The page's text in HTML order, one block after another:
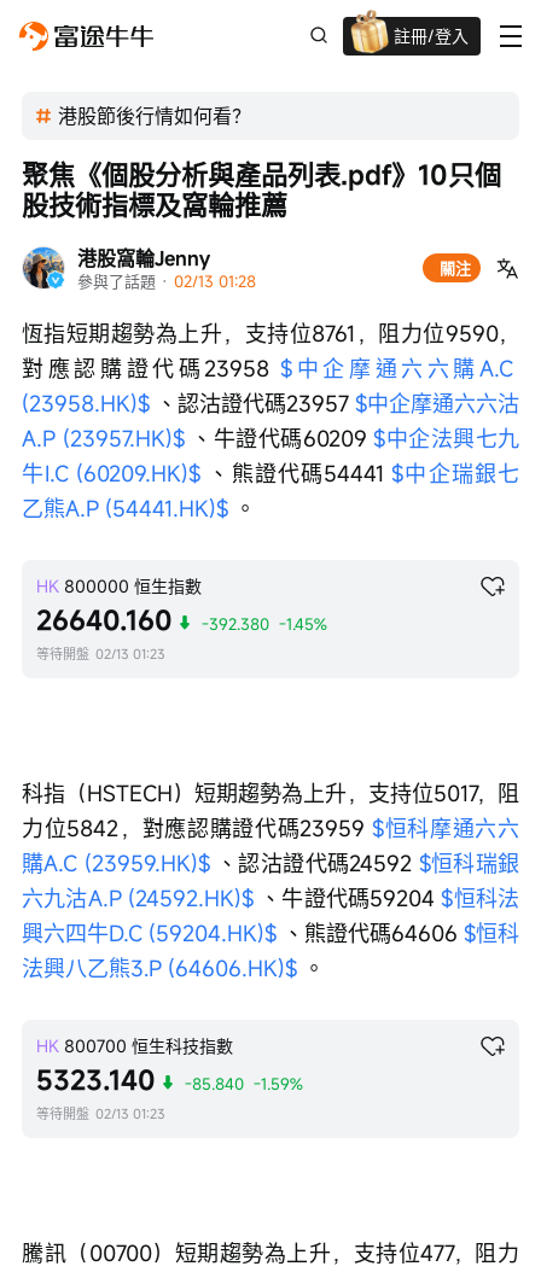
註冊/登入
迎新驚喜賞 股票/BTC等任你揀!
港股節後行情如何看？
港股窩輪Jenny
參與了話題 · 02/13 01:28
關注
聚焦《個股分析與產品列表.pdf》10只個
股技術指標及窩輪推薦
恆指短期趨勢為上升，支持位8761，阻力位9590，
對應認購證代碼23958 $中企摩通六六購A.C
(23958.HK)$ 、認沽證代碼23957 $中企摩通六六沽
A.P (23957.HK)$ 、牛證代碼60209 $中企法興七九
牛I.C (60209.HK)$ 、熊證代碼54441 $中企瑞銀七
乙熊A.P (54441.HK)$ 。
HK 800000 恒生指數
26640.160 -392.380 -1.45%
等待開盤 02/13 01:23
科指（HSTECH）短期趨勢為上升，支持位5017，阻
力位5842，對應認購證代碼23959 $恒科摩通六六
購A.C (23959.HK)$ 、認沽證代碼24592 $恒科瑞銀
六九沽A.P (24592.HK)$ 、牛證代碼59204 $恒科法
興六四牛D.C (59204.HK)$ 、熊證代碼64606 $恒科
法興八乙熊3.P (64606.HK)$ 。
HK 800700 恒生科技指數
5323.140 -85.840 -1.59%
等待開盤 02/13 01:23
騰訊（00700）短期趨勢為上升，支持位477，阻力